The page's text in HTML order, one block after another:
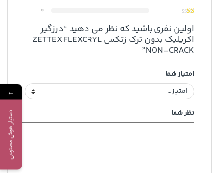
0
اولین نفری باشید که نظر می دهید “درزگیر
اکریلیک بدون ترک زتکس ZETTEX FLEXCRYL
NON-CRACK”
امتیاز شما
نظر شما
←
دستیار هوش مصنوعی